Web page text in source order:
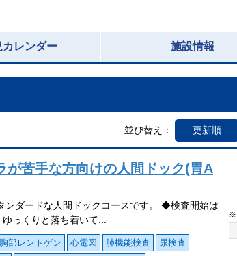
カレンダー 施設情報
並び替え： 更新順
が苦手な方向けの人間ドック(胃A
ンダードな人間ドックコースです。 ◆検査開始は
っくりと落ち着いて...
胸部レントゲン 心電図 肺機能検査
尿検査
※